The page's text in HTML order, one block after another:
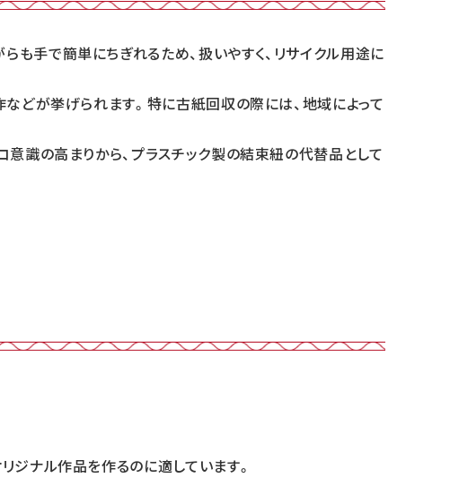
手で簡単にちぎれるため、扱いやすく、リサイクル用途に
どが挙げられます。特に古紙回収の際には、地域によって
意識の高まりから、プラスチック製の結束紐の代替品として
ジナル作品を作るのに適しています。